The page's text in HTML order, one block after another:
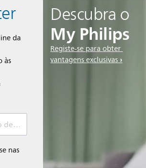
Descubra o
My Philips
Registe-se para obter
vantagens exclusivas
da
às
Endereço de e-mail (Obrigatório)
nas